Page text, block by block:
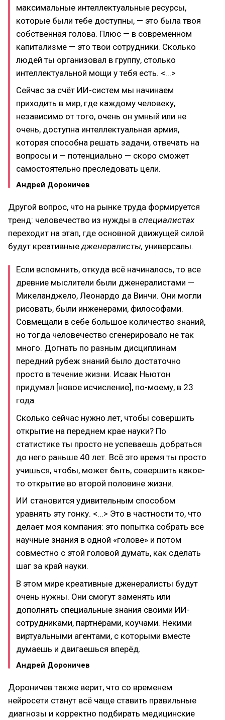
максимальные интеллектуальные ресурсы,
которые были тебе доступны, — это была твоя
собственная голова. Плюс — в современном
капитализме — это твои сотрудники. Сколько
людей ты организовал в группу, столько
интеллектуальной мощи у тебя есть. <...>
Сейчас за счёт ИИ-систем мы начинаем
приходить в мир, где каждому человеку,
независимо от того, очень он умный или не
очень, доступна интеллектуальная армия,
которая способна решать задачи, отвечать на
вопросы и — потенциально — скоро сможет
самостоятельно преследовать цели.
Андрей Дороничев
Другой вопрос, что на рынке труда формируется
тренд: человечество из нужды в специалистах
переходит на этап, где основной движущей силой
будут креативныедженералисты, универсалы.
Если вспомнить, откуда всё начиналось, то все
древние мыслители были дженералистами —
Микеланджело, Леонардо да Винчи. Они могли
рисовать, были инженерами, философами.
Совмещали в себе большое количество знаний,
но тогда человечество сгенерировало не так
много. Догнать по разным дисциплинам
передний рубеж знаний было достаточно
просто в течение жизни. Исаак Ньютон
придумал [новое исчисление], по-моему, в 23
года.
Сколько сейчас нужно лет, чтобы совершить
открытие на переднем крае науки? По
статистике ты просто не успеваешь добраться
до него раньше 40 лет. Всё это время ты просто
учишься, чтобы, может быть, совершить какое-
то открытие во второй половине жизни.
ИИ становится удивительным способом
уравнять эту гонку. <...> Это в частности то, что
делает моя компания: это попытка собрать все
научные знания в одной «голове» и потом
совместно с этой головой думать, как сделать
шаг за край науки.
В этом мире креативные дженералисты будут
очень нужны. Они смогут заменять или
дополнять специальные знания своими ИИ-
сотрудниками, партнёрами, коучами. Некими
виртуальными агентами, с которыми вместе
думаешь и двигаешься вперёд.
Андрей Дороничев
Дороничев также верит, что со временем
нейросети станут всё чаще ставить правильные
диагнозы и корректно подбирать медицинские